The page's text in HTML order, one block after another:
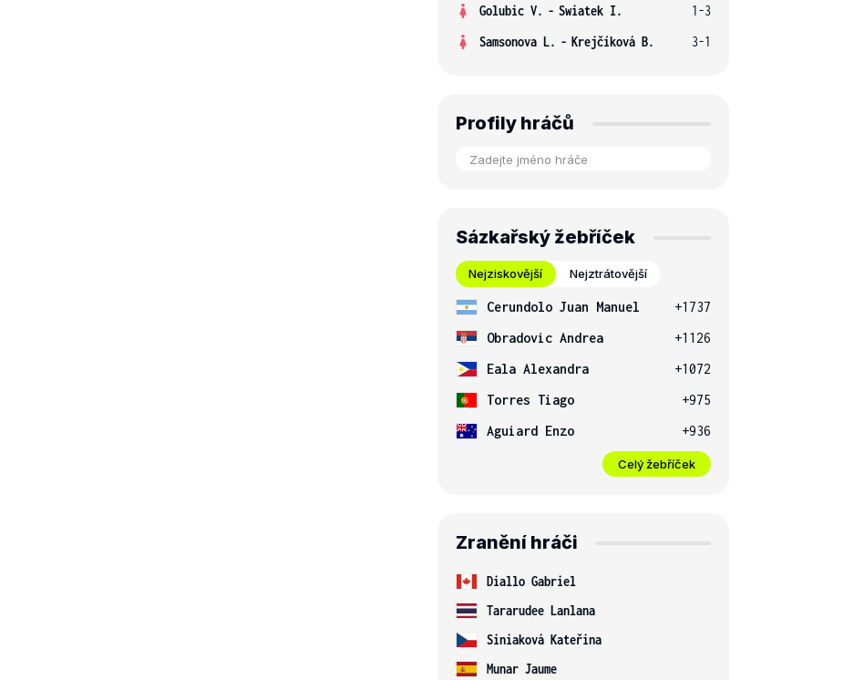
Golubic V. - Swiatek I.
1-3
Samsonova L. - Krejčíková B. 3-1
Profily hráčů
Sázkařský žebříček
Nejziskovější Nejztrátovější
Cerundolo Juan Manuel
+1737
Obradovic Andrea
+1126
Eala Alexandra
+1072
Torres Tiago
+975
Aguiard Enzo
+936
Celý žebříček
Zranění hráči
Diallo Gabriel
Tararudee Lanlana
Siniaková Kateřina
Munar Jaume